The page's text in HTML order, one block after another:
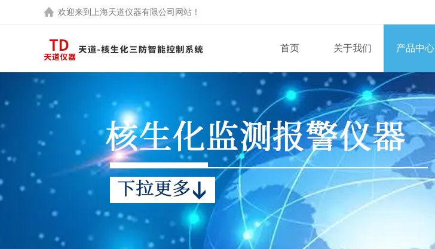
欢迎来到 上海天道仪器有限公司 网站！
首页 关于我们 产品中心